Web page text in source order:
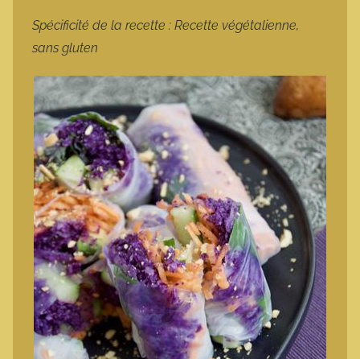
Spécificité de la recette : Recette végétalienne,
sans gluten